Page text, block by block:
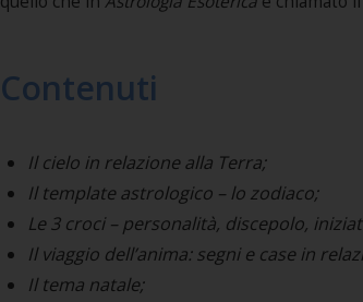
Contenuti
Il cielo in relazione alla Terra;
Il template astrologico – lo zodiaco;
Le 3 croci – personalità, discepolo,
Il viaggio dell’anima: segni e case in
Il tema natale;